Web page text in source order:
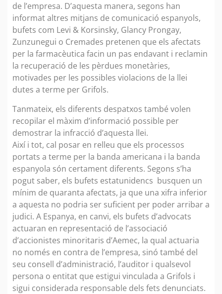
de l’empresa. D’aquesta manera, segons han
informat altres mitjans de comunicació espanyols,
bufets com Levi & Korsinsky, Glancy Prongay,
Zunzunegui o Cremades pretenen que els afectats
per la farmacèutica facin un pas endavant i reclamin
la recuperació de les pèrdues monetàries,
motivades per les possibles violacions de la llei
dutes a terme per Grifols.
Tanmateix, els diferents despatxos també volen
recopilar el màxim d’informació possible per
demostrar la infracció d’aquesta llei.
Així i tot, cal posar en relleu que els processos
portats a terme per la banda americana i la banda
espanyola són certament diferents. Segons s’ha
pogut saber, els bufets estatunidencs busquen un
mínim de quaranta afectats, ja que una xifra inferior
a aquesta no podria ser suficient per poder arribar a
judici. A Espanya, en canvi, els bufets d’advocats
actuaran en representació de l’associació
d’accionistes minoritaris d’Aemec, la qual actuaria
no només en contra de l’empresa, sinó també del
seu consell d’administració, l’auditor i qualsevol
persona o entitat que estigui vinculada a Grifols i
sigui considerada responsable dels fets denunciats.